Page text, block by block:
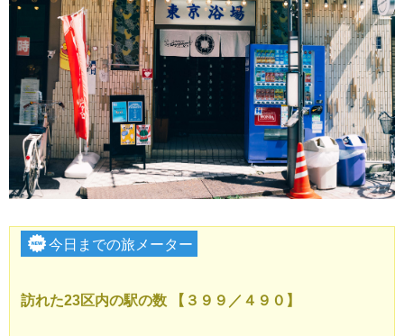
今日までの旅メーター
訪れた23区内の駅の数 【３９９／４９０】